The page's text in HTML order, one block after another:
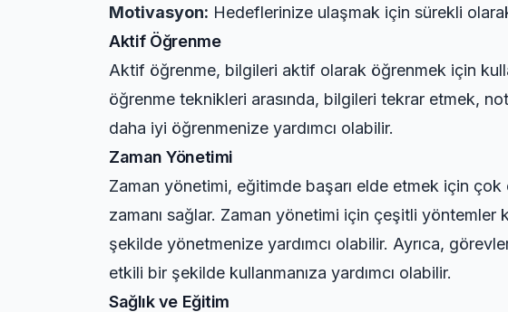
Motivasyon: Hedeflerinize ulaşmak için sürekli
Aktif Öğrenme
Aktif öğrenme, bilgileri aktif olarak öğrenmek için
öğrenme teknikleri arasında, bilgileri tekrar etmek,
daha iyi öğrenmenize yardımcı olabilir.
Zaman Yönetimi
Zaman yönetimi, eğitimde başarı elde etmek için
zamanı sağlar. Zaman yönetimi için çeşitli yöntemler
şekilde yönetmenize yardımcı olabilir. Ayrıca,
etkili bir şekilde kullanmanıza yardımcı olabilir.
Sağlık ve Eğitim